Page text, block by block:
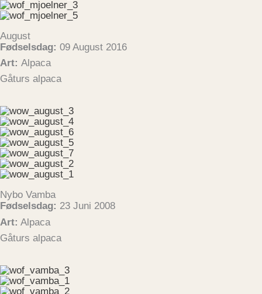
August
Fødselsdag: 09 August 2016
Art: Alpaca
Gåturs alpaca
Nybo Vamba
Fødselsdag: 23 Juni 2008
Art: Alpaca
Gåturs alpaca